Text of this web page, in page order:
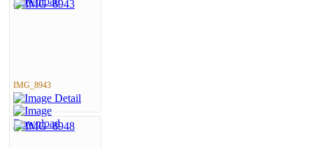
IMG_8943